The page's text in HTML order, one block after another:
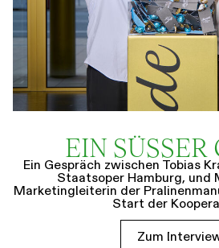
EIN SÜSSER
Ein Gespräch zwischen Tobias
Staatsoper Hamburg, und
Marketingleiterin der
Start der
Zum